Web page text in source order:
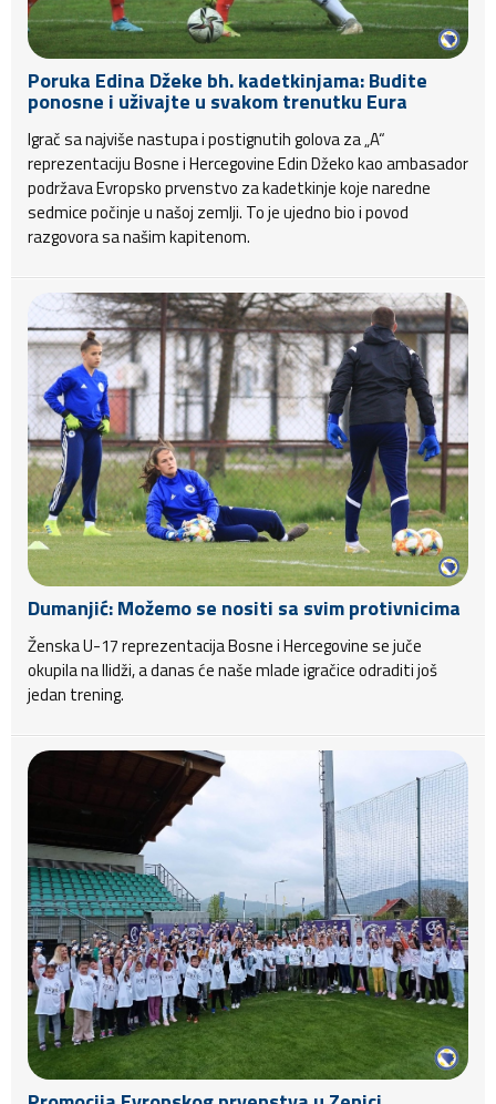
Poruka Edina Džeke bh. kadetkinjama: Budite
ponosne i uživajte u svakom trenutku Eura
Igrač sa najviše nastupa i postignutih golova za „A“
reprezentaciju Bosne i Hercegovine Edin Džeko kao ambasador
podržava Evropsko prvenstvo za kadetkinje koje naredne
sedmice počinje u našoj zemlji. To je ujedno bio i povod
razgovora sa našim kapitenom.
Dumanjić: Možemo se nositi sa svim protivnicima
Ženska U-17 reprezentacija Bosne i Hercegovine se juče
okupila na Ilidži, a danas će naše mlade igračice odraditi još
jedan trening.